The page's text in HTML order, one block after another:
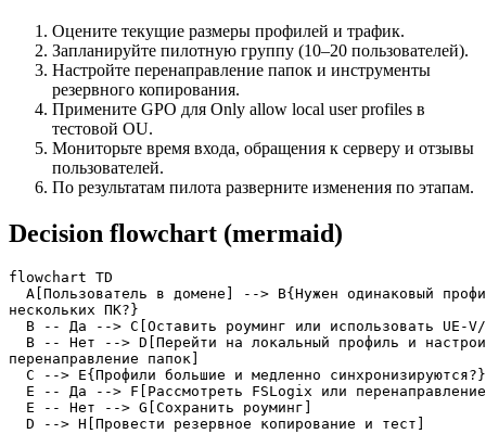
Оцените текущие размеры профилей и трафик.
Запланируйте пилотную группу (10–20 пользователей).
Настройте перенаправление папок и инструменты
резервного копирования.
Примените GPO для Only allow local user profiles в
тестовой OU.
Мониторьте время входа, обращения к серверу и отзывы
пользователей.
По результатам пилота разверните изменения по этапам.
Decision flowchart (mermaid)
flowchart TD
A[Пользователь в домене] --> B{Нужен одинаковый
нескольких ПК?}
B -- Да --> C[Оставить роуминг или использовать UE-
B -- Нет --> D[Перейти на локальный профиль и
перенаправление папок]
  C --> E{Профили большие и медленно синхронизируются?}
E -- Да --> F[Рассмотреть FSLogix или
  E -- Нет --> G[Сохранить роуминг]
  D --> H[Провести резервное копирование и тест]